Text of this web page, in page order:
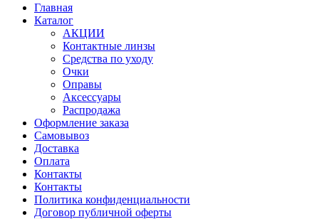
Главная
Каталог
АКЦИИ
Контактные линзы
Средства по уходу
Очки
Оправы
Аксессуары
Распродажа
Оформление заказа
Самовывоз
Доставка
Оплата
Контакты
Контакты
Политика конфиденциальности
Договор публичной оферты